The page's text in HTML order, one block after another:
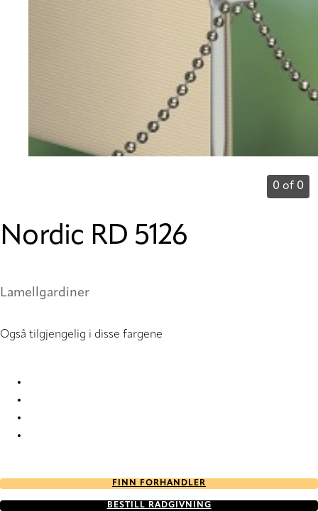
0 of 0
Nordic RD 5126
Lamellgardiner
Også tilgjengelig i disse fargene
FINN FORHANDLER
BESTILL RÅDGIVNING